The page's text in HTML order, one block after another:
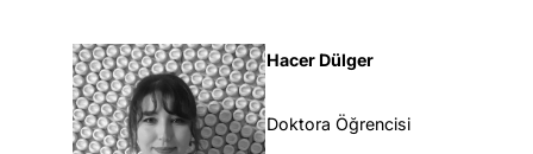
Hacer Dülger
Doktora Öğrencisi